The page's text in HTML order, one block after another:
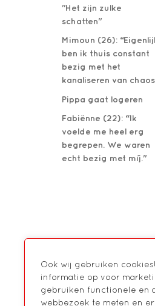
Ook wij gebruiken
informatie op voor
gebruiken functionele en
webbezoek te meten en
"Het zijn zulke
schatten"
Mimoun (26):
ben ik thuis constant
bezig met het
kanaliseren van
Pippa gaat logeren
Fabiënne (22): “Ik
voelde me heel erg
begrepen. We waren
echt bezig met míj."